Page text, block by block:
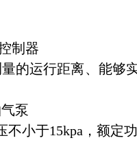
制器
的运行距离、能够
泵
不小于15kpa，额定